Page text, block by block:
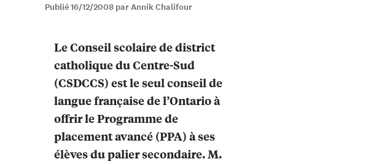
Publié 16/12/2008 par Annik Chalifour
Le Conseil scolaire de district
catholique du Centre-Sud
(CSDCCS) est le seul conseil de
langue française de l’Ontario à
offrir le Programme de
placement avancé (PPA) à ses
élèves du palier secondaire. M.